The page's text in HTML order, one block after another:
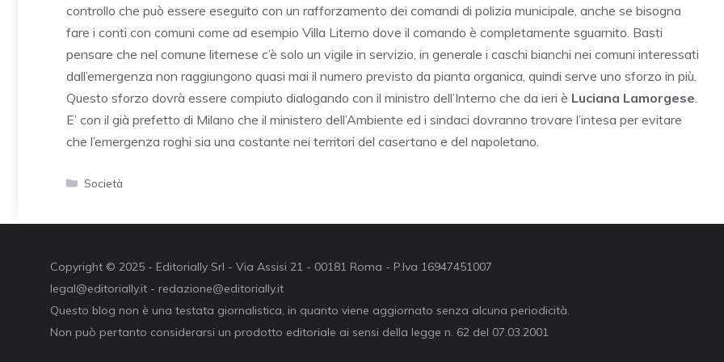
controllo che può essere eseguito con un rafforzamento dei comandi di polizia municipale, anche se bisogna
fare i conti con comuni come ad esempio Villa Literno dove il comando è completamente sguarnito. Basti
pensare che nel comune liternese c’è solo un vigile in servizio, in generale i caschi bianchi nei comuni interessati
dall’emergenza non raggiungono quasi mai il numero previsto da pianta organica, quindi serve uno sforzo in più.
Questo sforzo dovrà essere compiuto dialogando con il ministro dell’Interno che da ieri è Luciana Lamorgese.
E’ con il già prefetto di Milano che il ministero dell’Ambiente ed i sindaci dovranno trovare l’intesa per evitare
che l’emergenza roghi sia una costante nei territori del casertano e del napoletano.
Categorie
Società
Copyright © 2025 - Editorially Srl - Via Assisi 21 - 00181 Roma - P.Iva 16947451007
legal@editorially.it - redazione@editorially.it
Questo blog non è una testata giornalistica, in quanto viene aggiornato senza alcuna periodicità.
Non può pertanto considerarsi un prodotto editoriale ai sensi della legge n. 62 del 07.03.2001